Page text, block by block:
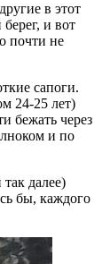
в этот
и вот
почти не
сапоги.
24-25 лет)
бежать через
и по
далее)
бы, каждого